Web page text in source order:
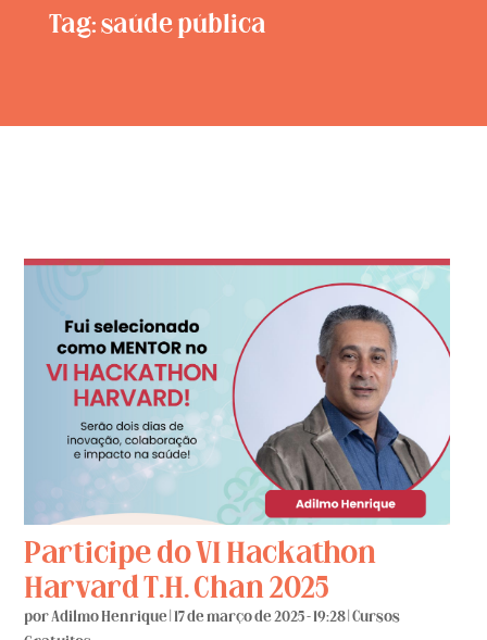
Tag: saúde pública
Participe do VI Hackathon
Harvard T.H. Chan 2025
porAdilmo Henrique |17 de março de 2025 - 19:28 |Cursos